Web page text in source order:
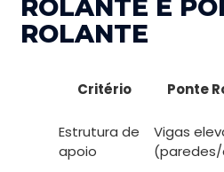
ROLANTE E
ROLANTE
Critério Ponte
Estrutura de
apoio
Vigas